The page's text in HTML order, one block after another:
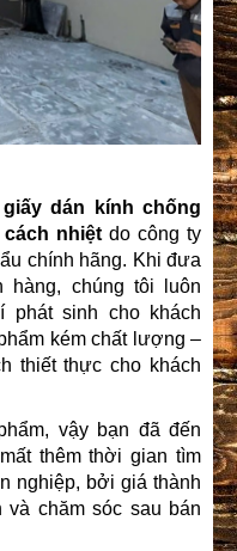
giấy dán kính chống
cách nhiệt do công ty
chính hãng. Khi đưa
hàng, chúng tôi luôn
phát sinh cho khách
kém chất lượng –
thiết thực cho khách
vậy bạn đã đến
thêm thời gian tìm
nghiệp, bởi giá thành
chăm sóc sau bán